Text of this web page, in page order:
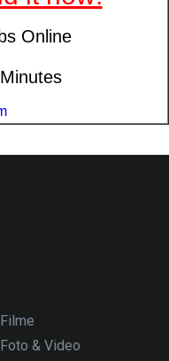
Filme
Foto & Video